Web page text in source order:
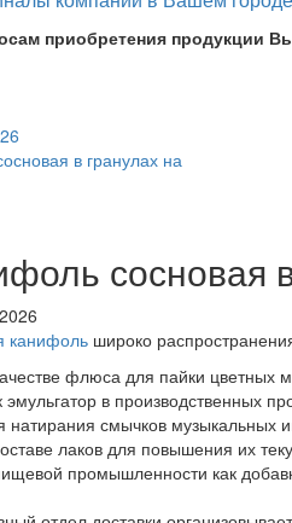
приобретения продукции
в гранулах на
сосновая
канифоль широко
флюса для пайки цветных
эмульгатор в производственных
натирания смычков музыкальных
лаков для повышения их
промышленности как